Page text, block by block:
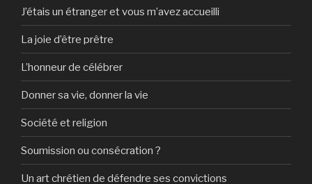
J’étais un étranger et vous m’avez accueilli
La joie d’être prêtre
L’honneur de célébrer
Donner sa vie, donner la vie
Société et religion
Soumission ou consécration ?
Un art chrétien de défendre ses convictions